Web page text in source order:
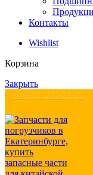
Контакты
Wishlist
Корзина
Закрыть
+7 (343) 271-21-21